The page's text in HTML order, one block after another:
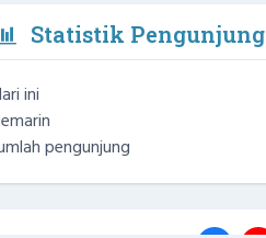
Statistik Pengunjung
ini
pengunjung